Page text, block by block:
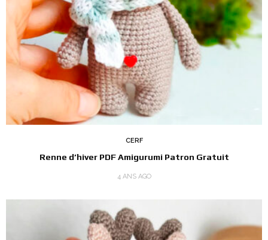
CERF
Renne d’hiver PDF Amigurumi Patron Gratuit
4 ANS AGO